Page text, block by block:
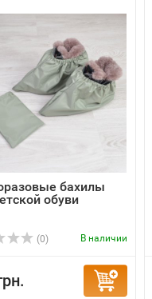
бахилы
обуви
(0) В наличии